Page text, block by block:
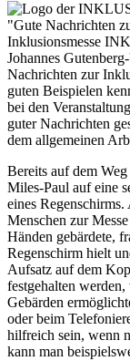
"Gute Nachrichten
Inklusionsmesse
Johannes
Nachrichten zur
guten Beispielen
bei den
guter Nachrichten
dem allgemeinen
Bereits auf dem
Miles-Paul auf eine
eines
Menschen zur
Händen gebärdete,
Regenschirm hielt
Aufsatz auf dem
festgehalten werden,
Gebärden
oder beim
hilfreich sein, wenn
kann man